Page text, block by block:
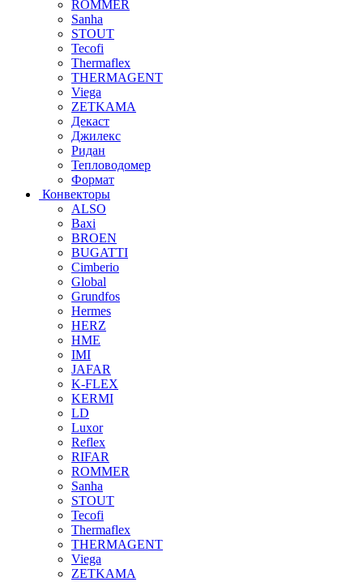
ROMMER
Sanha
STOUT
Tecofi
Thermaflex
THERMAGENT
Viega
ZETKAMA
Декаст
Джилекс
Ридан
Тепловодомер
Формат
Конвекторы
ALSO
Baxi
BROEN
BUGATTI
Cimberio
Global
Grundfos
Hermes
HERZ
HME
IMI
JAFAR
K-FLEX
KERMI
LD
Luxor
Reflex
RIFAR
ROMMER
Sanha
STOUT
Tecofi
Thermaflex
THERMAGENT
Viega
ZETKAMA